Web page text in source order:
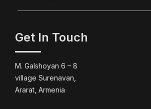
Get In Touch
M. Galshoyan 6 – 8
village Surenavan,
Ararat, Armenia